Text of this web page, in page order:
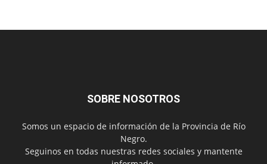
SOBRE NOSOTROS
Somos un espacio de información de la Provincia de Río
Negro.
Seguinos en todas nuestras redes sociales y mantente